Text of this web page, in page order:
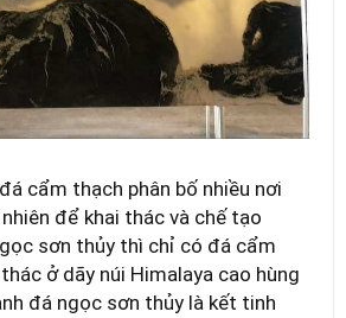
cẩm thạch phân bố nhiều nơi
để khai thác và chế tạo
sơn thủy thì chỉ có đá cẩm
ở dãy núi Himalaya cao hùng
đá ngọc sơn thủy là kết tinh